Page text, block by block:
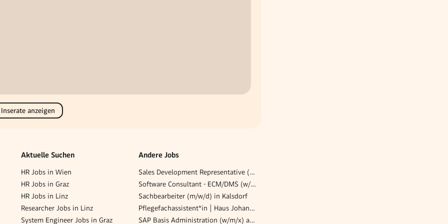
anzeigen
Aktuelle Suchen
HR Jobs in Wien
HR Jobs in Graz
HR Jobs in Linz
Researcher Jobs in Linz
System Engineer Jobs in Graz
Andere Jobs
Sales Development Representative (m/w/d) finden.at
Software Consultant - ECM/DMS (w/m/d)
Sachbearbeiter (m/w/d) in Kalsdorf
Pflegefachassistent*in | Haus Johannes der Täufer
SAP Basis Administration (w/m/x) ab sofort, Vollzeit